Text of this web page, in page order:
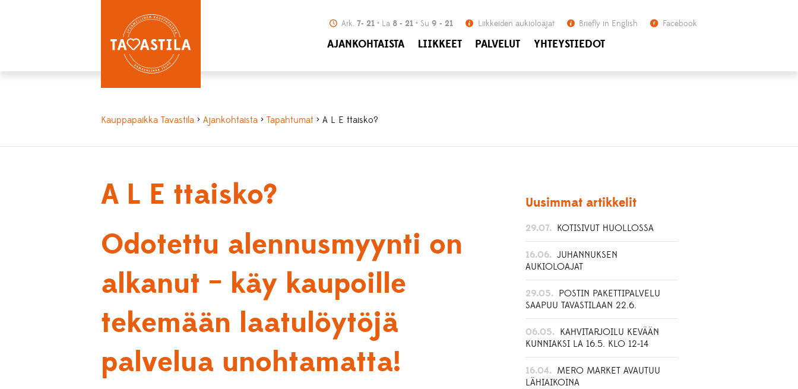
Ark. 7- 21 La 8 - 21 Su 9 - 21 Liikkeiden aukioloajat Briefly in English Facebook
AJANKOHTAISTA LIIKKEET PALVELUT YHTEYSTIEDOT
Kauppapaikka Tavastila >Ajankohtaista >Tapahtumat > A L E ttaisko?
A L E ttaisko?
Odotettu alennusmyynti on
alkanut – käy kaupoille
tekemään laatulöytöjä
palvelua unohtamatta!
Uusimmat artikkelit
29.07. KOTISIVUT HUOLLOSSA
16.06. JUHANNUKSEN
AUKIOLOAJAT
29.05. POSTIN PAKETTIPALVELU
SAAPUU TAVASTILAAN 22.6.
06.05. KAHVITARJOILU KEVÄÄN
KUNNIAKSI LA 16.5. KLO 12-14
16.04. MERO MARKET AVAUTUU
LÄHIAIKOINA